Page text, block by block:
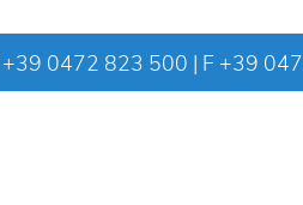
+39 0472 823 500 | F +39